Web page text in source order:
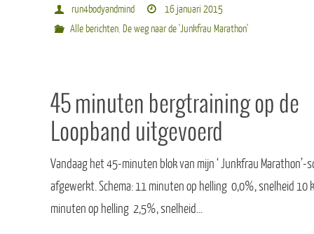
run4bodyandmind
16 januari 2015
Alle berichten, De weg naar de 'Junkfrau Marathon'
45 minuten bergtraining op de
Loopband uitgevoerd
Vandaag het 45-minuten blok van mijn ‘ Junkfrau Marathon’-
afgewerkt. Schema: 11 minuten op helling 0,0%, snelheid 10
minuten op helling 2,5%, snelheid…